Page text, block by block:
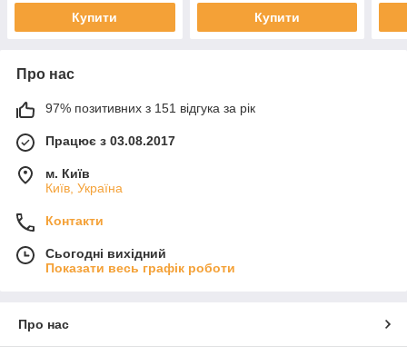
Купити Купити
Про нас
97% позитивних з 151 відгука за рік
Працює з 03.08.2017
м. Київ
Київ, Україна
Контакти
Сьогодні вихідний
Показати весь графік роботи
Про нас